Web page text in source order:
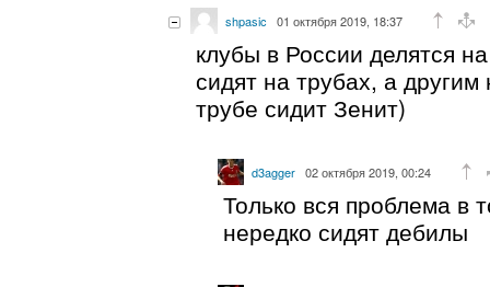
shpasic 01 октября 2019, 18:37
клубы в России делятся
сидят на трубах, а
трубе сидит Зенит)
d3agger 02 октября 2019, 00:24
Только вся проблема в
нередко сидят дебилы